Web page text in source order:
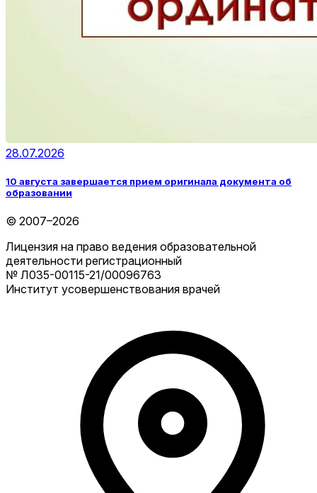
28.07.2026
10 августа завершается прием оригинала документа об
образовании
© 2007–2026
Лицензия на право ведения образовательной
деятельности регистрационный
№ Л035-00115-21/00096763
Институт усовершенствования врачей